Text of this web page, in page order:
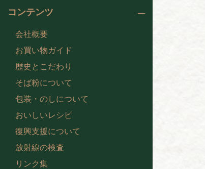
コンテンツ
会社概要
お買い物ガイド
歴史とこだわり
そば粉について
包装・のしについて
おいしいレシピ
復興支援について
放射線の検査
リンク集